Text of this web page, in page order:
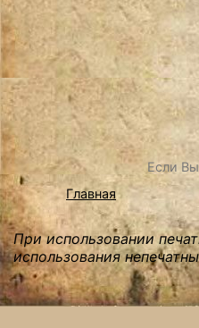
Если
Главная
При использовании
использования